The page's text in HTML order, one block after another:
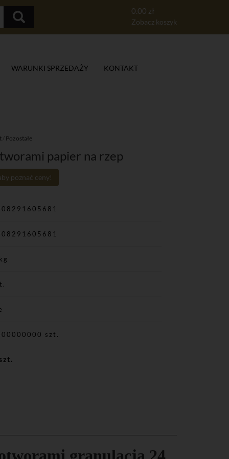
0.00 zł
Zobacz koszyk
WARUNKI SPRZEDAŻY KONTAKT
Pozostałe
papier na rzep
poznać ceny!
szt.
granulacja 24